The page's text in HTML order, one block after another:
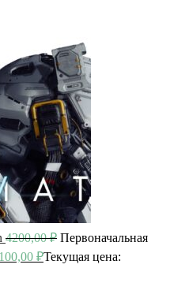
4200,00₽ Первоначальная
100,00 ₽Текущая цена: